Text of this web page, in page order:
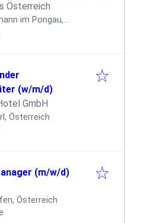
Österreich
im Pongau,
(w/m/d)
GmbH
Österreich
(m/w/d)
Österreich